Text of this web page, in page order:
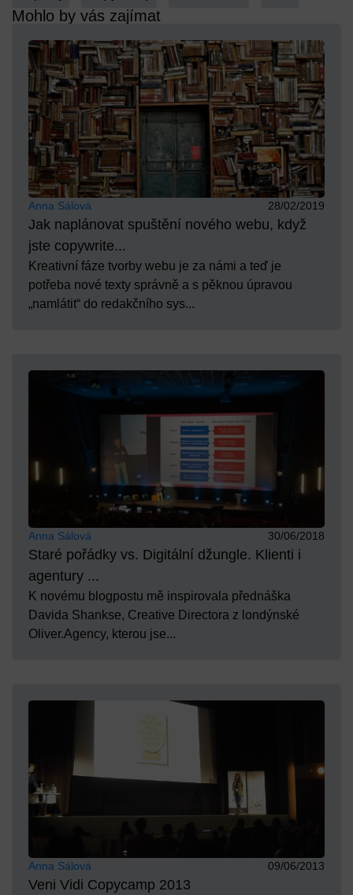
Mohlo by vás zajímat
Anna Sálová 28/02/2019
Jak naplánovat spuštění nového webu, když
jste copywrite...
Kreativní fáze tvorby webu je za námi a teď je
potřeba nové texty správně a s pěknou úpravou
„namlátit“ do redakčního sys...
Anna Sálová 30/06/2018
Staré pořádky vs. Digitální džungle. Klienti i
agentury ...
K novému blogpostu mě inspirovala přednáška
Davida Shankse, Creative Directora z londýnské
Oliver.Agency, kterou jse...
Anna Sálová 09/06/2013
Veni Vidi Copycamp 2013